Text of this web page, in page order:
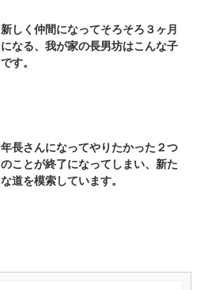
新しく仲間になってそろそろ３ヶ月
になる、我が家の長男坊はこんな子
です。
年長さんになってやりたかった２つ
のことが終了になってしまい、新た
な道を模索しています。